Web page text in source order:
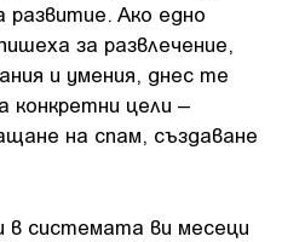
развитие. Ако едно
за развлечение,
и умения, днес те
конкретни цели –
на спам, създаване
системата ви месеци